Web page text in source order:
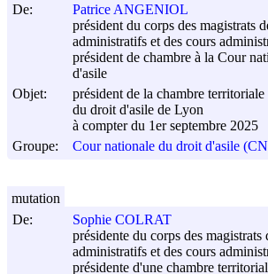
De:
Patrice ANGENIOL
président du corps des magistrats
administratifs et des cours
président de chambre à la Cour
d'asile
Objet:
président de la chambre
du droit d'asile de Lyon
à compter du 1er septembre 2025
Groupe:
Cour nationale du droit d'asile
De:
Sophie COLRAT
présidente du corps des magistrats
administratifs et des cours
présidente d'une chambre
mutation